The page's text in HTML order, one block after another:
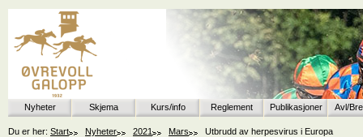
Nyheter Skjema Kurs/info Reglement Publikasjoner Avl/
Du er her: Start Nyheter 2021 Mars Utbrudd av herpesvirus i Europa